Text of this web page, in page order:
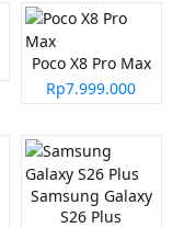
Poco X8 Pro Max
Rp7.999.000
Samsung Galaxy
S26 Plus